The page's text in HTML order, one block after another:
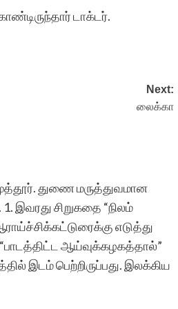
டாக்டர்.
Next:
லைக்கா
துணை மருத்துவமான
1. இவரது சிறுகதை “நிலம்
எடுத்து
“பாடத்திட்ட ஆய்வுக்கழகத்தால்”
இடம் பெற்றிருப்பது. இலக்கிய